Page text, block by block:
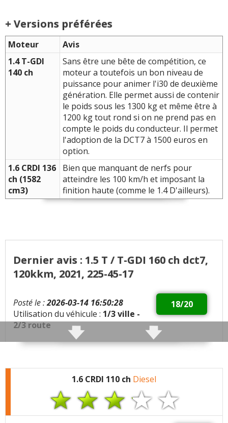
+ Versions préférées
Moteur
Avis
1.4 T-GDI
140 ch
Sans être une bête de compétition, ce
moteur a toutefois un bon niveau de
puissance pour animer l'i30 de deuxième
génération. Elle permet aussi de contenir
le poids sous les 1300 kg et même être à
1200 kg tout rond si on ne prend pas en
compte le poids du conducteur. Il permet
l'adoption de la DCT7 à 1500 euros en
option.
1.6 CRDI 136
ch (1582
cm3)
Bien que manquant de nerfs pour
atteindre les 100 km/h et imposant la
finition haute (comme le 1.4 D'ailleurs).
Dernier avis : 1.5 T / T-GDI 160 ch dct7,
120kkm, 2021, 225-45-17
18/20
Posté le :2026-03-14 16:50:28
Utilisation du véhicule : 1/3 ville -
2/3 route
bonne finition, pas de bruit parasite
Défauts :Trou d1 seconde a la remise de gaz
agaçant, trop de roulis en virage du style SUV,
1.6 CRDI 110 ch Diesel